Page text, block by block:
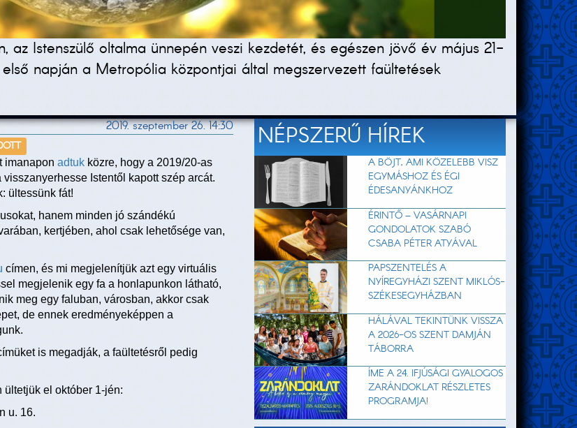
az Istenszülő oltalma ünnepén veszi kezdetét, és egészen jövő év május 21-
napján a Metropólia központjai által megszervezett faültetések
2019. szeptember 26. 14:30
imanapon adtuk közre, hogy a 2019/20-as
Istentől kapott szép arcát.
ültessünk fát!
hanem minden jó szándékú
kertjében, ahol csak lehetősége van,
címen, és mi megjelenítjük azt egy virtuális
megjelenik egy fa a honlapunkon látható,
meg egy faluban, városban, akkor csak
de ennek eredményeképpen a
is megadják, a faültetésről pedig
el október 1-jén:
u. 16.
NÉPSZERŰ HÍREK
A BÖJT, AMI KÖZELEBB VISZ
EGYMÁSHOZ ÉS ÉGI
ÉDESANYÁNKHOZ
ÉRINTŐ – VASÁRNAPI
GONDOLATOK SZABÓ
CSABA PÉTER ATYÁVAL
PAPSZENTELÉS A
NYÍREGYHÁZI SZENT MIKLÓS-
SZÉKESEGYHÁZBAN
HÁLÁVAL TEKINTÜNK VISSZA
A 2026-OS SZENT DAMJÁN
TÁBORRA
ÍME A 24. IFJÚSÁGI GYALOGOS
ZARÁNDOKLAT RÉSZLETES
PROGRAMJA!